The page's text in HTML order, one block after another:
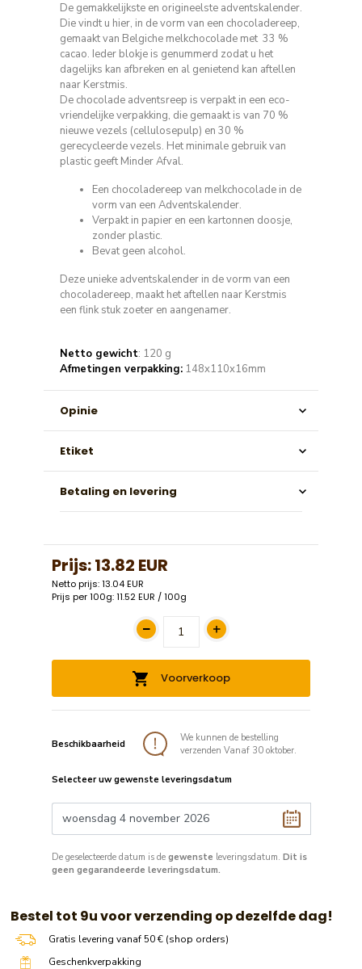
De gemakkelijkste en origineelste adventskalender.
Die vindt u hier, in de vorm van een chocoladereep,
gemaakt van Belgiche melkchocolade met 33 %
cacao. Ieder blokje is genummerd zodat u het
dagelijks kan afbreken en al genietend kan aftellen
naar Kerstmis.
De chocolade adventsreep is verpakt in een eco-
vriendelijke verpakking, die gemaakt is van 70 %
nieuwe vezels (cellulosepulp) en 30 %
gerecycleerde vezels. Het minimale gebruik van
plastic geeft Minder Afval.
Een chocoladereep van melkchocolade in de
vorm van een Adventskalender.
Verpakt in papier en een kartonnen doosje,
zonder plastic.
Bevat geen alcohol.
Deze unieke adventskalender in de vorm van een
chocoladereep, maakt het aftellen naar Kerstmis
een flink stuk zoeter en aangenamer.
Netto gewicht: 120 g
Afmetingen verpakking: 148x110x16mm
Opinie
Etiket
Betaling en levering
Prijs:13.82 EUR
Netto prijs: 13.04 EUR
Prijs per 100g: 11.52 EUR / 100g
Voorverkoop
Beschikbaarheid
We kunnen de bestelling
verzenden Vanaf 30 oktober.
Selecteer uw gewenste leveringsdatum
De geselecteerde datum is de gewenste leveringsdatum. Dit is
geen gegarandeerde leveringsdatum.
​​ Bestel tot 9u voor verzending op dezelfde dag!
Gratis levering vanaf 50 € (shop orders)
Geschenkverpakking